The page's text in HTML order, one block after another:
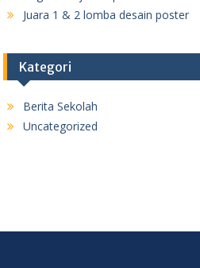
Juara 1 & 2 lomba desain poster
Kategori
Berita Sekolah
Uncategorized